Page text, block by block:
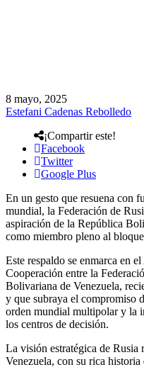
8 mayo, 2025
Estefani Cadenas Rebolledo
¡Compartir este!
Facebook
Twitter
Google Plus
En un gesto que resuena con
mundial, la Federación de
aspiración de la República
como miembro pleno al
Este respaldo se enmarca en
Cooperación entre la
Bolivariana de Venezuela,
y que subraya el compromiso
orden mundial multipolar y la
los centros de decisión.
La visión estratégica de Rusia
Venezuela, con su rica